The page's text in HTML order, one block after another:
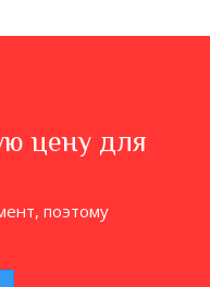
цену для
поэтому